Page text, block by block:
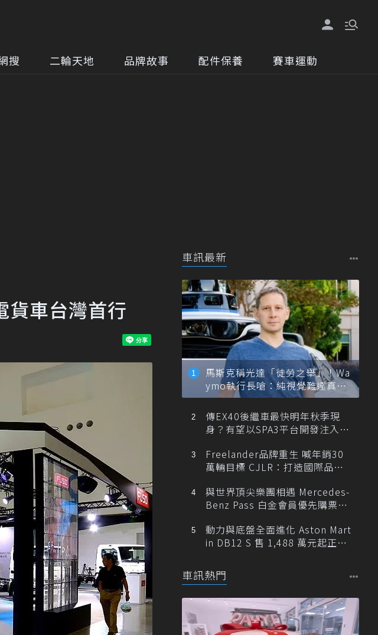
搜 二輪天地 品牌故事 配件保養 賽車運動
貨車台灣首行
車訊最新
馬斯克稱光達「徒勞之舉」！Wa
ymo執行長嗆：純視覺難達真正
自動駕駛
傳EX40後繼車最快明年秋季現
身？有望以SPA3平台開發注入80
Freelander品牌重生 喊年銷30
萬輛目標 CJLR：打造國際品牌
與世界頂尖樂團相遇 Mercedes-
Benz Pass 白金會員優先購票維
動力與底盤全面進化 Aston Mart
in DB12 S 售 1,488 萬元起正式
車訊熱門